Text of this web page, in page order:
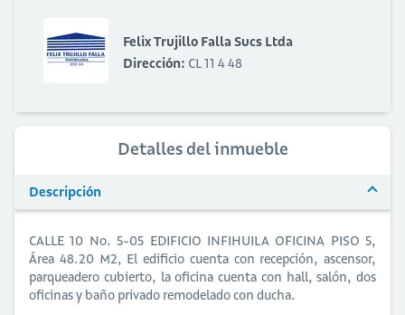
Felix Trujillo Falla Sucs Ltda
Dirección: CL 11 4 48
Detalles del inmueble
Descripción
CALLE 10 No. 5-05 EDIFICIO INFIHUILA OFICINA PISO 5,
Área 48.20 M2, El edificio cuenta con recepción, ascensor,
parqueadero cubierto, la oficina cuenta con hall, salón, dos
oficinas y baño privado remodelado con ducha.